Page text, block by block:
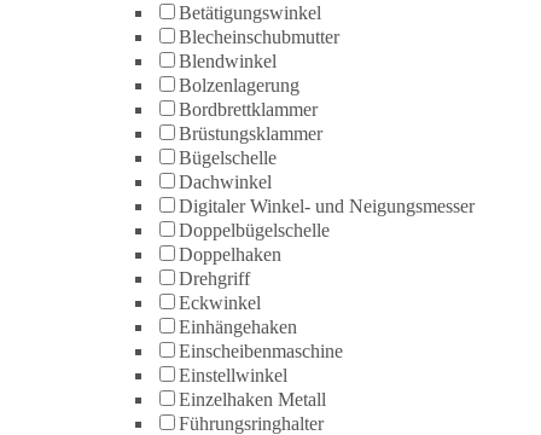
Betätigungswinkel
Blecheinschubmutter
Blendwinkel
Bolzenlagerung
Bordbrettklammer
Brüstungsklammer
Bügelschelle
Dachwinkel
Digitaler Winkel- und Neigungsmesser
Doppelbügelschelle
Doppelhaken
Drehgriff
Eckwinkel
Einhängehaken
Einscheibenmaschine
Einstellwinkel
Einzelhaken Metall
Führungsringhalter